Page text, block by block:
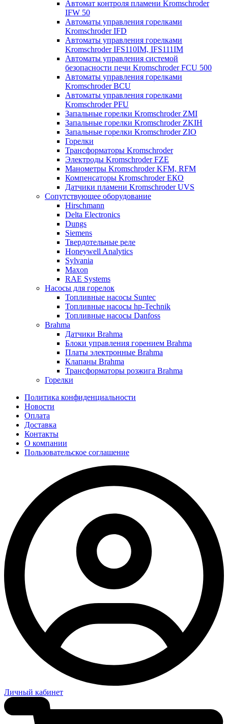
Автомат контроля пламени Kromschroder
IFW 50
Автоматы управления горелками
Kromschroder IFD
Автоматы управления горелками
Kromschroder IFS110IM, IFS111IM
Автоматы управления системой
безопасности печи Kromschroder FCU 500
Автоматы управления горелками
Kromschroder BCU
Автоматы управления горелками
Kromschroder PFU
Запальные горелки Kromschroder ZМI
Запальные горелки Kromschroder ZKIH
Запальные горелки Kromschroder ZIO
Горелки
Трансформаторы Kromschroder
Электроды Kromschroder FZE
Манометры Kromschroder KFM, RFM
Компенсаторы Kromschroder ЕКО
Датчики пламени Kromschroder UVS
Сопутствующее оборудование
Hirschmann
Delta Electronics
Dungs
Siemens
Твердотельные реле
Honeywell Analytics
Sylvania
Maxon
RAE Systems
Насосы для горелок
Топливные насосы Suntec
Топливные насосы hp-Technik
Топливные насосы Danfoss
Brahma
Датчики Brahma
Блоки управления горением Brahma
Платы электронные Brahma
Клапаны Brahma
Трансформаторы розжига Brahma
Горелки
Политика конфиденциальности
Новости
Оплата
Доставка
Контакты
О компании
Пользовательское соглашение
Личный кабинет